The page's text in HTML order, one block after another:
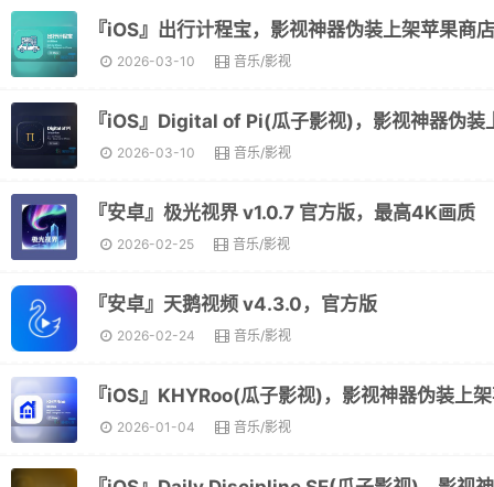
『iOS』出行计程宝，影视神器伪装上架苹果商店
2026-03-10 音乐/影视
2026-03-10 音乐/影视
『安卓』极光视界 v1.0.7 官方版，最高4K画质
2026-02-25 音乐/影视
『安卓』天鹅视频 v4.3.0，官方版
2026-02-24 音乐/影视
2026-01-04 音乐/影视